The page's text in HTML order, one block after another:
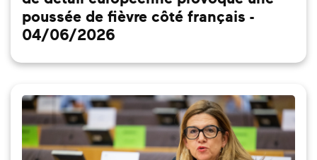
poussée de fièvre côté français -
04/06/2026